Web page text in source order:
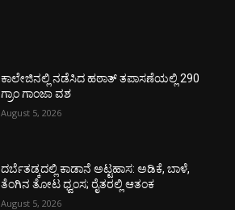
ಕಾಲೇಜಿನಲ್ಲಿ ನಡೆಸಿದ ಹಠಾತ್ ತಪಾಸಣೆಯಲ್ಲಿ 290
ಗ್ರಾಂ ಗಾಂಜಾ ವಶ
August 5, 2026
ದರ್ಬೆತಡ್ಕದಲ್ಲಿ ಕಾಡಾನೆ ಅಟ್ಟಹಾಸ: ಅಡಿಕೆ, ಬಾಳೆ,
ತೆಂಗಿನ ತೋಟ ಧ್ವಂಸ; ರೈತರಲ್ಲಿ ಆತಂಕ
August 5, 2026